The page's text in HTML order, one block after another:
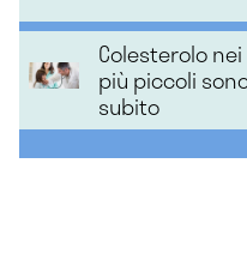
Colesterolo
più piccoli
subito